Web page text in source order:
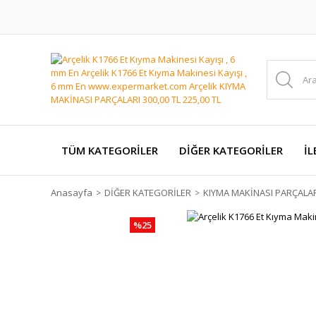
TÜM KATEGORİLER DİĞER KATEGORİLER
Anasayfa DİĞER KATEGORİLER KIYMA MAKİNASI
%25